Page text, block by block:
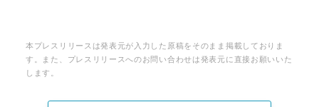
本プレスリリースは発表元が入力した原稿をそのまま掲載しておりま
す。また、プレスリリースへのお問い合わせは発表元に直接お願いいた
します。